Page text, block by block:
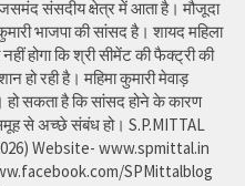
संसदीय क्षेत्र में आता है। मौजूदा
भाजपा की सांसद है। शायद महिला
नहीं होगा कि श्री सीमेंट की फैक्ट्री की
हो रही है। महिमा कुमारी मेवाड़
सकता है कि सांसद होने के कारण
से अच्छे संबंध हो। S.P.MITTAL
Website- www.spmittal.in
SPMittalblog